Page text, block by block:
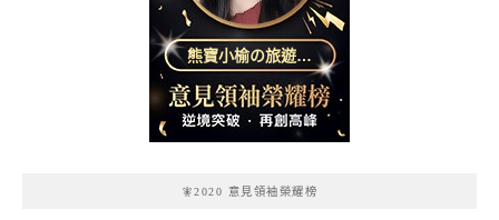
熊寶小榆の旅遊日
記
🧚2020 意見領袖榮耀榜